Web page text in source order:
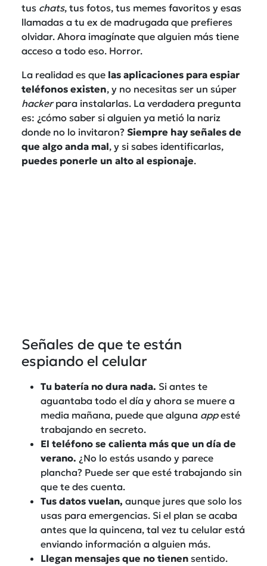
tus chats, tus fotos, tus memes favoritos y esas
llamadas a tu ex de madrugada que prefieres
olvidar. Ahora imagínate que alguien más tiene
acceso a todo eso. Horror.
La realidad es que las aplicaciones para espiar
teléfonos existen, y no necesitas ser un súper
hackerpara instalarlas. La verdadera pregunta
es: ¿cómo saber si alguien ya metió la nariz
donde no lo invitaron? Siempre hay señales de
que algo anda mal, y si sabes identificarlas,
puedes ponerle un alto al espionaje.
Señales de que te están
espiando el celular
Tu batería no dura nada. Si antes te
aguantaba todo el día y ahora se muere a
media mañana, puede que alguna appesté
trabajando en secreto.
El teléfono se calienta más que un día de
verano. ¿No lo estás usando y parece
plancha? Puede ser que esté trabajando sin
que te des cuenta.
Tus datos vuelan, aunque jures que solo los
usas para emergencias. Si el plan se acaba
antes que la quincena, tal vez tu celular está
enviando información a alguien más.
Llegan mensajes que no tienen sentido.